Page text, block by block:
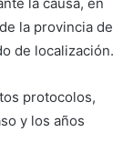
la provincia de
de localización.
protocolos,
y los años